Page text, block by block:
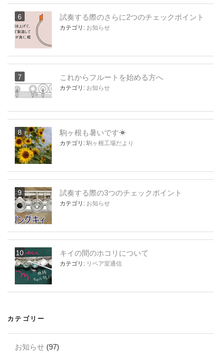
試奏する際のさらに2つのチェックポイント
カテゴリ: お知らせ
これからフルートを始める方へ
カテゴリ: お知らせ
駒ヶ根も暑いです☀
カテゴリ: 駒ヶ根工場だより
試奏する際の3つのチェックポイント
カテゴリ: お知らせ
キイの間のホコリについて
カテゴリ: リペア室通信
カテゴリー
お知らせ (97)